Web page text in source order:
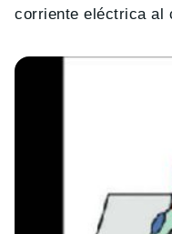
corriente eléctrica al